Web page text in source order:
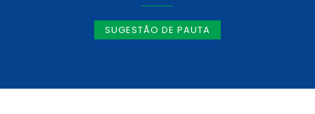
SUGESTÃO DE PAUTA